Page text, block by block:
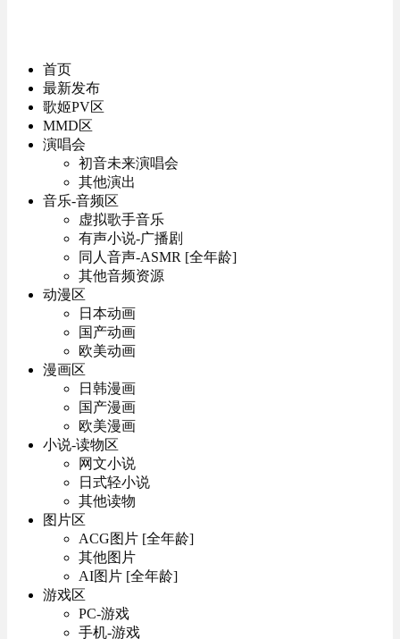
首页
最新发布
歌姬PV区
MMD区
演唱会
初音未来演唱会
其他演出
音乐-音频区
虚拟歌手音乐
有声小说-广播剧
同人音声-ASMR [全年龄]
其他音频资源
动漫区
日本动画
国产动画
欧美动画
漫画区
日韩漫画
国产漫画
欧美漫画
小说-读物区
网文小说
日式轻小说
其他读物
图片区
ACG图片 [全年龄]
其他图片
AI图片 [全年龄]
游戏区
PC-游戏
手机-游戏